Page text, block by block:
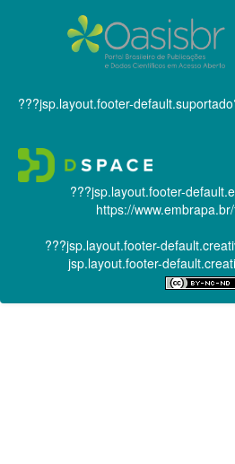
???jsp.layout.footer-
???jsp.layout.footer-
https://
???jsp.layout.footer-
jsp.layout.footer-